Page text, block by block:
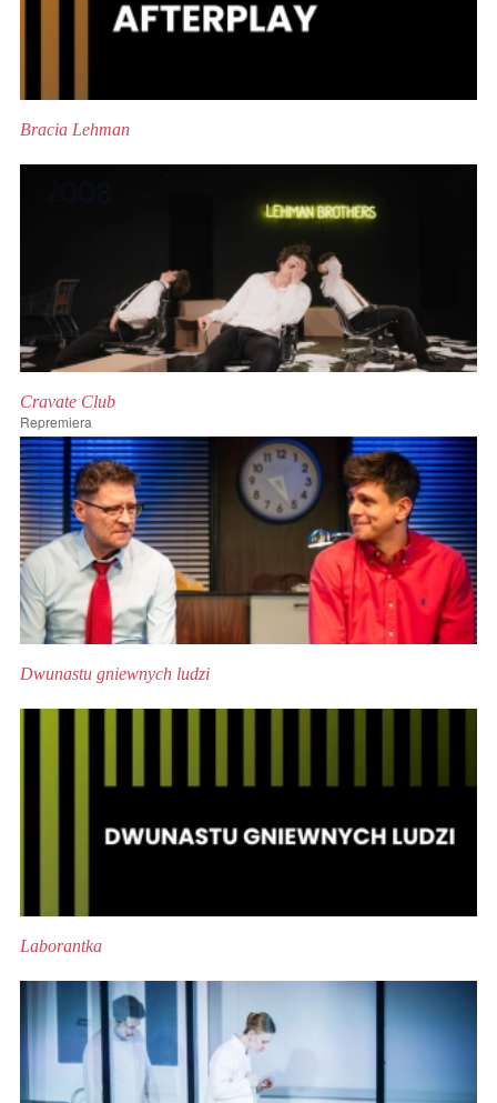
Bracia Lehman
Cravate Club
Repremiera
Dwunastu gniewnych ludzi
Laborantka